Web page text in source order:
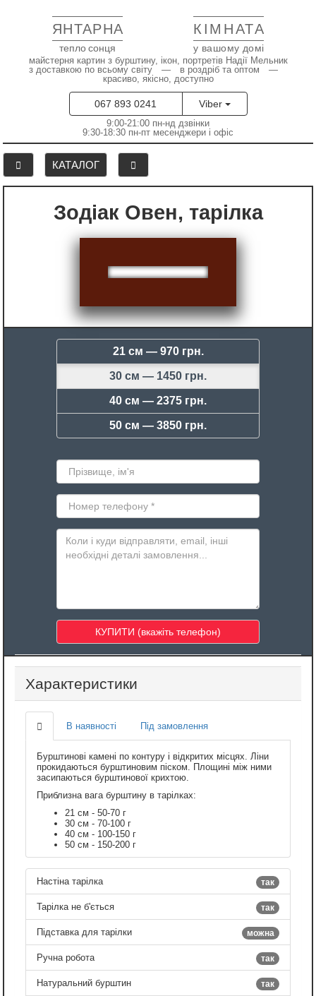
ЯНТАРНА КІМНАТА
тепло сонця у вашому домі
майстерня картин з бурштину, ікон, портретів Надії Мельник
з доставкою по всьому світу — в роздріб та оптом —
красиво, якісно, доступно
067 893 0241 Viber
9:00-21:00 пн-нд дзвінки
9:30-18:30 пн-пт месенджери і офіс
КАТАЛОГ
Зодіак Овен, тарілка
21 см — 970 грн.
30 см — 1450 грн.
40 см — 2375 грн.
50 см — 3850 грн.
Характеристики
В наявності Під замовлення
Бурштинові камені по контуру і відкритих місцях. Ліни
прокидаються бурштиновим піском. Площині між ними
засипаються бурштинової крихтою.
Приблизна вага бурштину в тарілках:
21 см - 50-70 г
30 см - 70-100 г
40 см - 100-150 г
50 см - 150-200 г
так
Настіна тарілка
так
Тарілка не б'ється
можна
Підставка для тарілки
так
Ручна робота
так
Натуральний бурштин